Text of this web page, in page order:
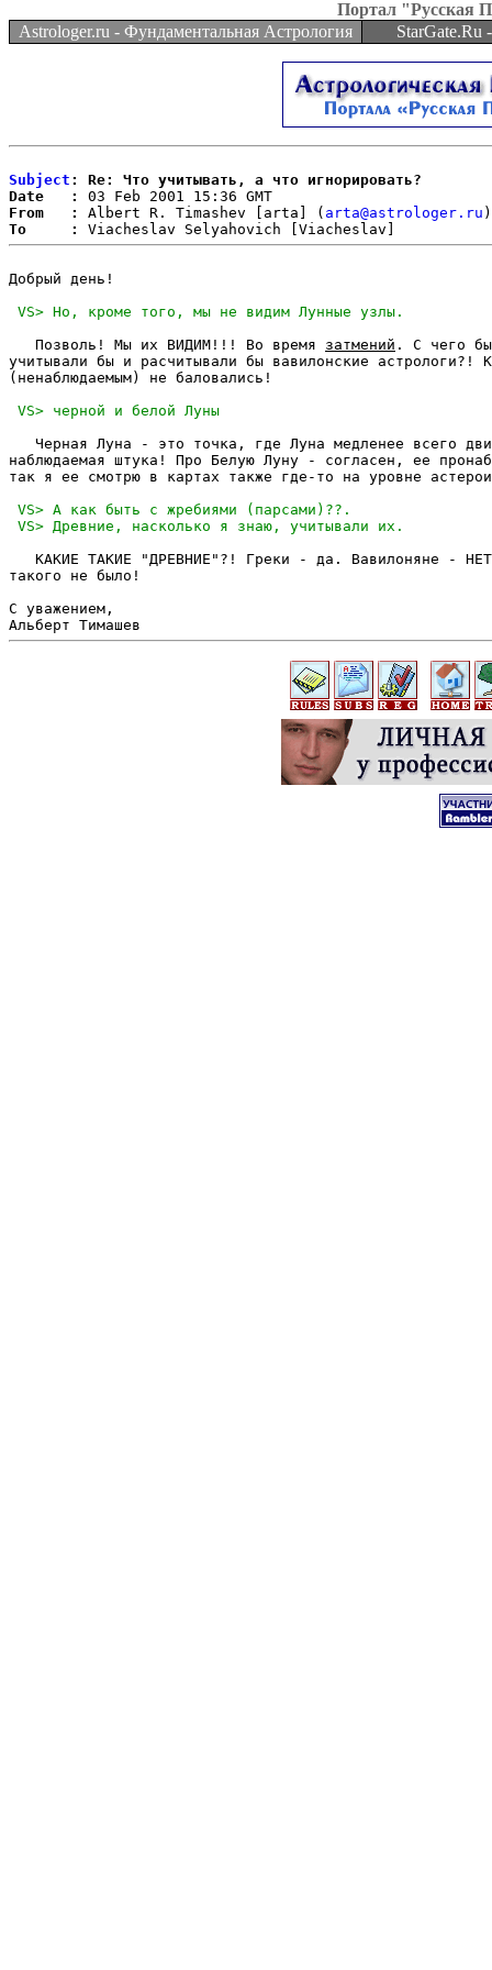
Портал "Русская
Astrologer.ru - Фундаментальная Астрология
StarGate.Ru
Subject : Re: Что учитывать, а что игнорировать?
Date   :
From   :
Albert R. Timashev [arta] ( arta@astrologer.ru
To     :
Добрый день!
   Позволь! Мы их ВИДИМ!!! Во время
затмений . С чего
учитывали бы и расчитывали бы вавилонские астрологи?!
(ненаблюдаемым) не баловались!
Черная Луна - это точка, где Луна медленее всего
наблюдаемая штука! Про Белую Луну - согласен, ее
так я ее смотрю в картах также где-то на уровне
КАКИЕ ТАКИЕ "ДРЕВНИЕ"?! Греки - да. Вавилоняне -
такого не было!
С уважением,